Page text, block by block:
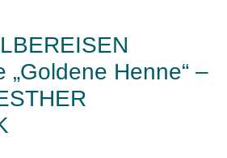
„Goldene Henne“ –